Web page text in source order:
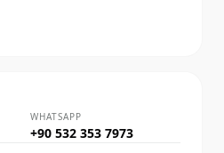
WHATSAPP
+90 532 353 7973